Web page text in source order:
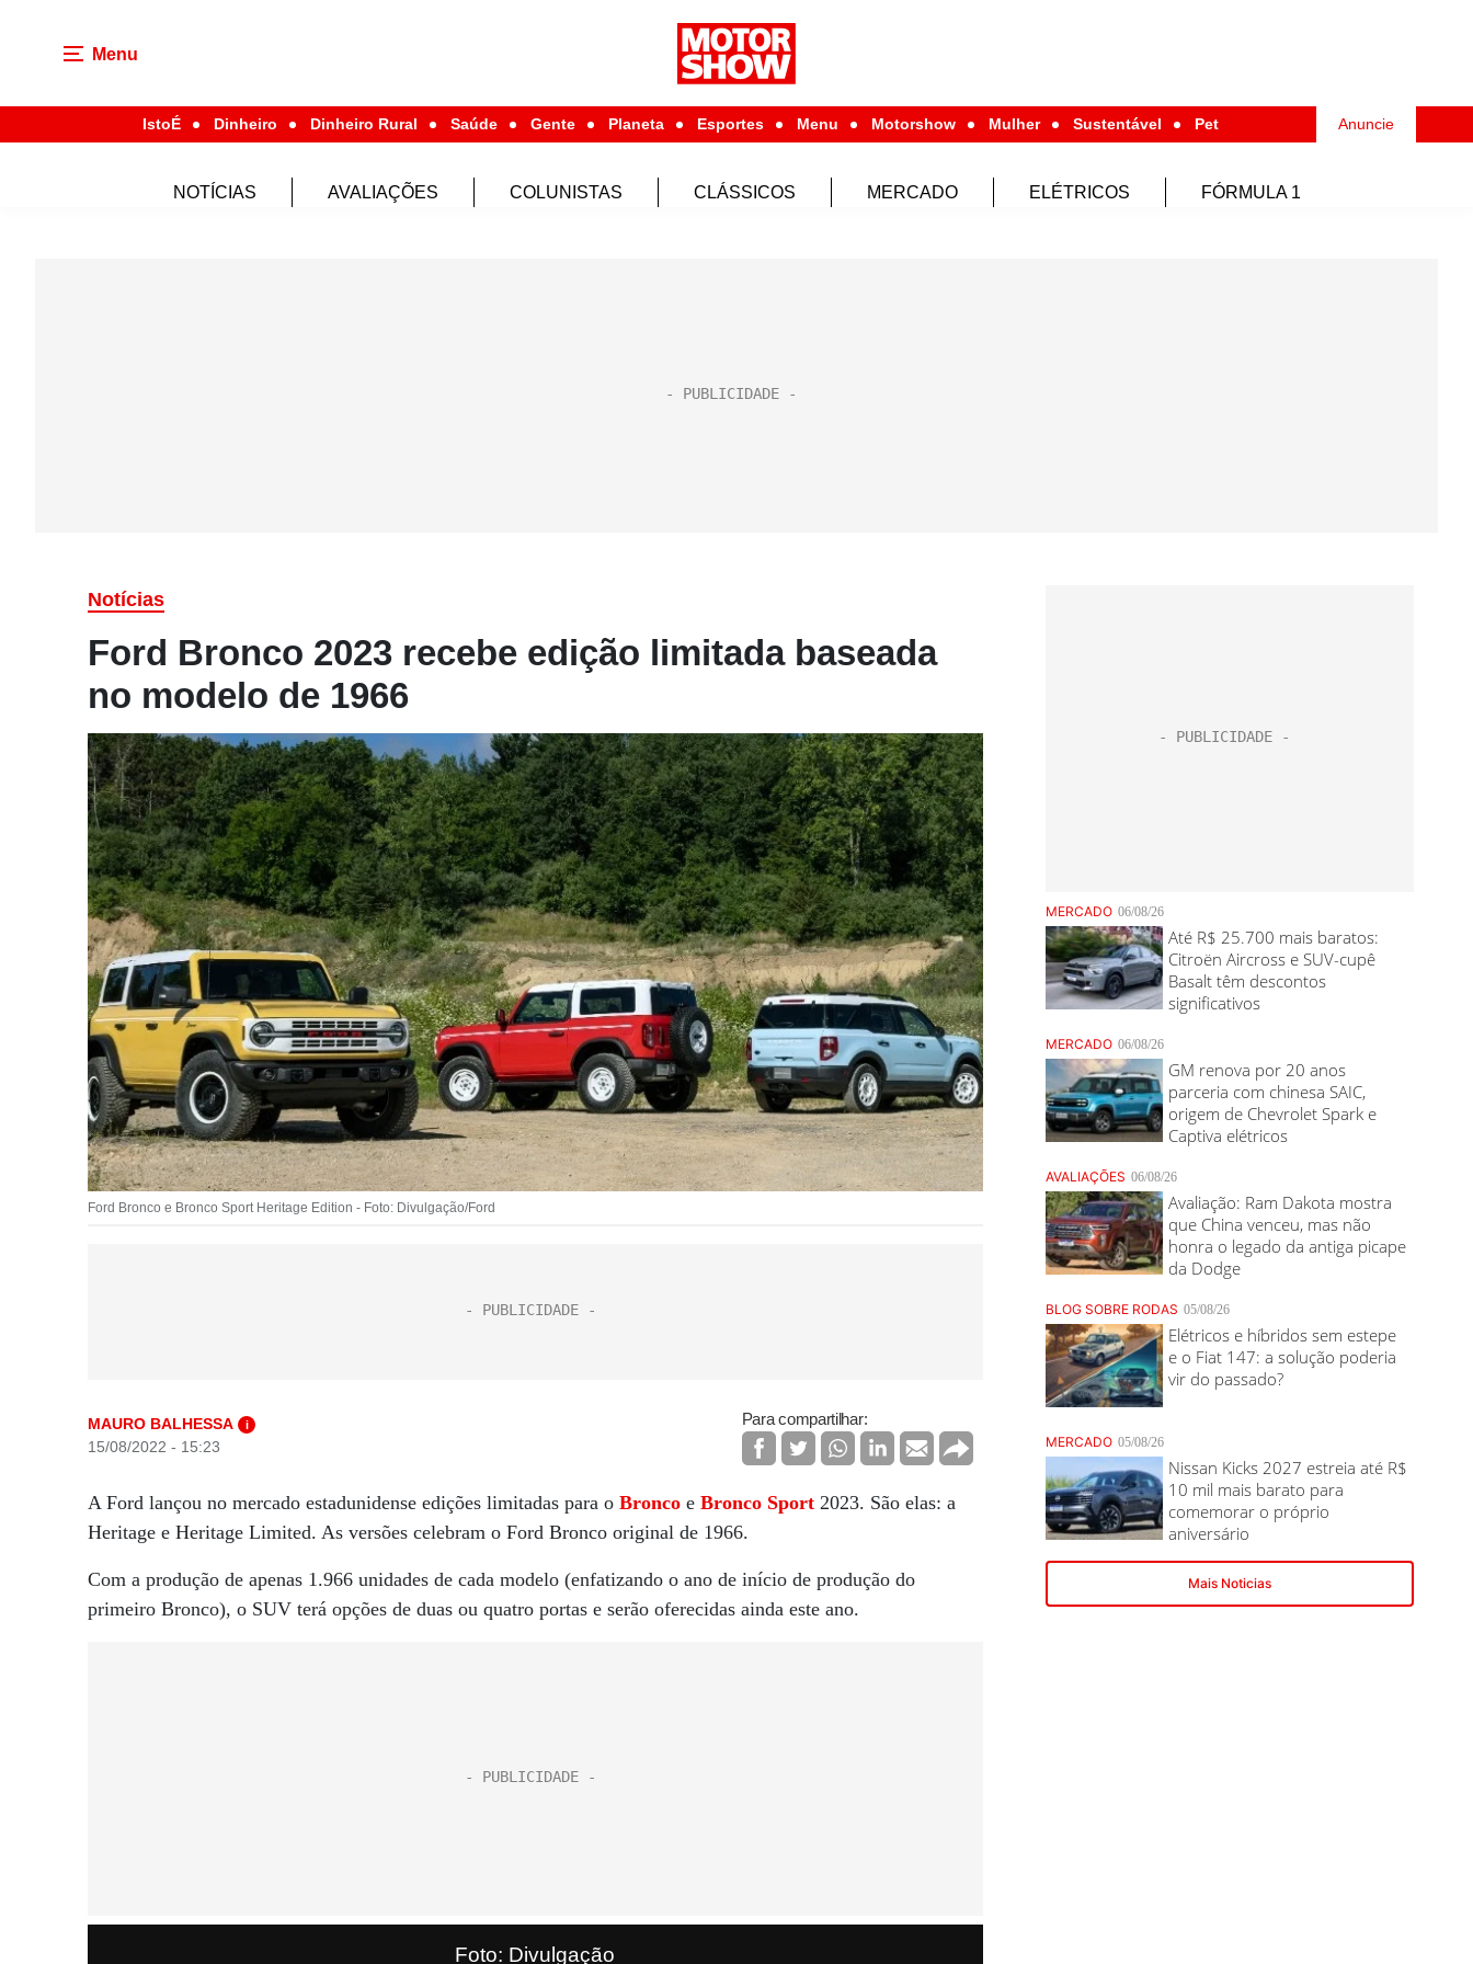
Menu
IstoÉ Dinheiro Dinheiro Rural Saúde Gente Planeta Esportes Menu Motorshow Mulher Sustentável Pet Anuncie
NOTÍCIAS AVALIAÇÕES COLUNISTAS CLÁSSICOS MERCADO ELÉTRICOS FÓRMULA 1
Notícias
Ford Bronco 2023 recebe edição limitada baseada
no modelo de 1966
Ford Bronco e Bronco Sport Heritage Edition - Foto: Divulgação/Ford
MAURO BALHESSA i
15/08/2022 - 15:23
Para compartilhar:
A Ford lançou no mercado estadunidense edições limitadas para o Bronco e Bronco Sport 2023. São elas: a
Heritage e Heritage Limited. As versões celebram o Ford Bronco original de 1966.
Com a produção de apenas 1.966 unidades de cada modelo (enfatizando o ano de início de produção do
primeiro Bronco), o SUV terá opções de duas ou quatro portas e serão oferecidas ainda este ano.
Foto: Divulgação